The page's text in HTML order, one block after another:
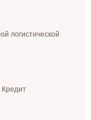
логистической
Кредит